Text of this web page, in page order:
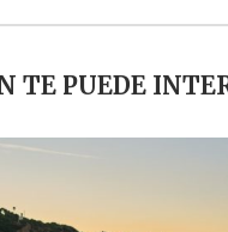
TE PUEDE